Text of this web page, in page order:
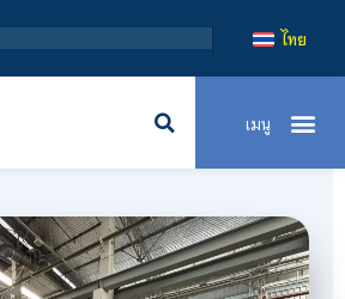
สถาบันเทค
ไทย